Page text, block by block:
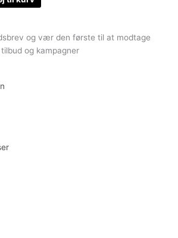
og vær den første til at modtage
og kampagner